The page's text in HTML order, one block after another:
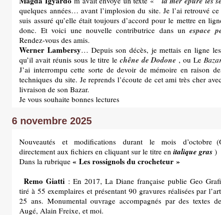
quelques années… avant l’implosion du site. Je l’ai retrouvé
suis assuré qu’elle était toujours d’accord pour le mettre en
donc. Et voici une nouvelle contributrice dans unespace
Rendez-vous des amis.
Werner Lambersy… Depuis son décès, je mettais en ligne
qu’il avait réunis sous le titre le chêne de Dodone , ou Le
J’ai interrompu cette sorte de devoir de mémoire en raison
techniques du site. Je reprends l’écoute de cet ami très cher
livraison de son Bazar.
Je vous souhaite bonnes lectures
6 novembre 2025
Nouveautés et modifications durant le mois d’octobre
directement aux fichiers en cliquant sur le titre enitalique gras )
Dans la rubrique « Les rossignols du crocheteur »
Remo Giatti : En 2017, La Diane française publie Geo
tiré à 55 exemplaires et présentant 90 gravures réalisées par
25 ans. Monumental ouvrage accompagnés par des textes
Augé, Alain Freixe, et moi.